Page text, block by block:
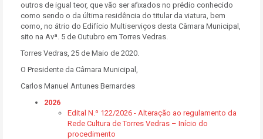
outros de igual teor, que vão ser afixados no prédio conhecido
como sendo o da última residência do titular da viatura, bem
como, no átrio do Edifício Multiserviços desta Câmara Municipal,
sito na Avª. 5 de Outubro em Torres Vedras.
Torres Vedras, 25 de Maio de 2020.
O Presidente da Câmara Municipal,
Carlos Manuel Antunes Bernardes
2026
Edital N.º 122/2026 - Alteração ao regulamento da
Rede Cultura de Torres Vedras – Início do
procedimento